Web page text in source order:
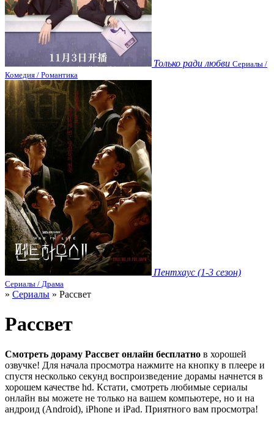
Только ради любви Сериалы /
Комедия / Романтика
Пентхаус (1-3 сезон)
Сериалы / Драма
» Сериалы » Рассвет
Рассвет
Смотреть дораму Рассвет онлайн бесплатно в хорошей
озвучке! Для начала просмотра нажмите на кнопку в плеере и
спустя несколько секунд воспроизведение дорамы начнется в
хорошем качестве hd. Кстати, смотреть любимые сериалы
онлайн вы можете не только на вашем компьютере, но и на
андроид (Android), iPhone и iPad. Приятного вам просмотра!